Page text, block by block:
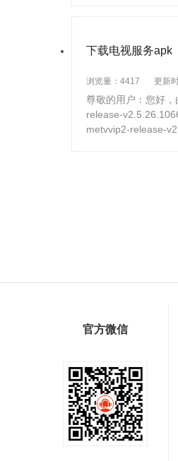
下载电视服务apk
浏览量：4417 更新
尊敬的用户：您好
release-
metvvip2-release-
官方微信